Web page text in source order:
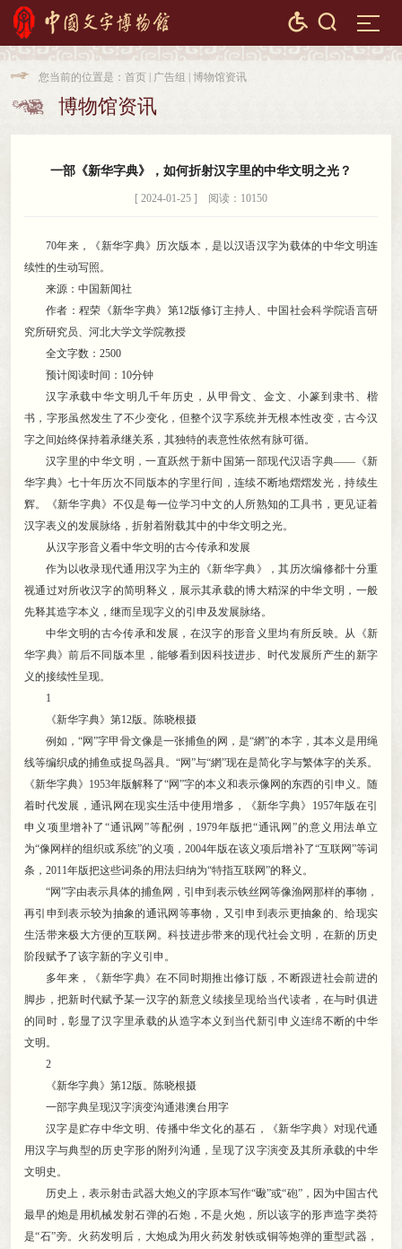
 
 博物馆资讯
 您当前的位置是： 首页 广告组 博物馆资讯
一部《新华字典》 ， 如何折射汉字里的中华文明之光？
[ 2024-01-25 ] 阅读：10150
70年来 ，
《新华字典》历次版本，是以汉语汉字为载体的中华文明连
续性的生动写照。
来源：中国新闻社
作者：程荣《新华字典》第12版修订主持人、中国社会科学院语言研
究所研究员、河北大学文学院教授
全文字数：2500
预计阅读时间：10分钟
汉字承载中华文明几千年历史 ， 从甲骨文、金文、小篆到隶书、楷
书，字形虽然发生了不少变化 ， 但整个汉字系统并无根本性改变，古今汉
字之间始终保持着承继关系 ， 其独特的表意性依然有脉可循。
汉字里的中华文明 ，一直跃然于新中国第一部现代汉语字典——《新
华字典》七十年历次不同版本的字里行间，连续不断地熠熠发光 ，持续生
辉。《新华字典》不仅是每一位学习中文的人所熟知的工具书 ，更见证着
汉字表义的发展脉络，折射着附载其中的中华文明之光。
从汉字形音义看中华文明的古今传承和发展
作为以收录现代通用汉字为主的《新华字典》
，其历次编修都十分重
视通过对所收汉字的简明释义，展示其承载的博大精深的中华文明 ， 一般
先释其造字本义，继而呈现字义的引申及发展脉络。
中华文明的古今传承和发展 ， 在汉字的形音义里均有所反映。从《新
华字典》前后不同版本里 ， 能够看到因科技进步、时代发展所产生的新字
义的接续性呈现。
1
《新华字典》第12版。 陈晓根摄
例如 ，“网”字甲骨文像是一张捕鱼的网，是“網”的本字， 其本义是用绳
线等编织成的捕鱼或捉鸟器具。“网”与“網”现在是简化字与繁体字的关系。
《新华字典》1953年版解释了“网”字的本义和表示像网的东西的引申义。随
着时代发展 ，通讯网在现实生活中使用增多，《新华字典》1957年版在引
申义项里增补了“通讯网”等配例 ， 1979年版把“通讯网”的意义用法单立
为“像网样的组织或系统”的义项，2004年版在该义项后增补了“互联网”等词
条 ， 2011年版把这些词条的用法归纳为“特指互联网”的释义。
“网”字由表示具体的捕鱼网 ， 引申到表示铁丝网等像渔网那样的事物，
再引申到表示较为抽象的通讯网等事物 ， 又引申到表示更抽象的、给现实
生活带来极大方便的互联网。科技进步带来的现代社会文明 ， 在新的历史
阶段赋予了该字新的字义引申。
多年来 ，
《新华字典》在不同时期推出修订版，不断跟进社会前进的
脚步 ， 把新时代赋予某一汉字的新意义续接呈现给当代读者，在与时俱进
的同时，彰显了汉字里承载的从造字本义到当代新引申义连绵不断的中华
文明。
2
《新华字典》第12版。 陈晓根摄
一部字典呈现汉字演变沟通港澳台用字
汉字是贮存中华文明、传播中华文化的基石 ，
《新华字典》对现代通
用汉字与典型的历史字形的附列沟通，呈现了汉字演变及其所承载的中华
文明史 。
历史上 ，表示射击武器大炮义的字原本写作“礮”或“砲”，因为中国古代
最早的炮是用机械发射石弹的石炮，不是火炮，所以该字的形声造字类符
是“石”旁。 火药发明后，大炮成为用火药发射铁或铜等炮弹的重型武器 ，